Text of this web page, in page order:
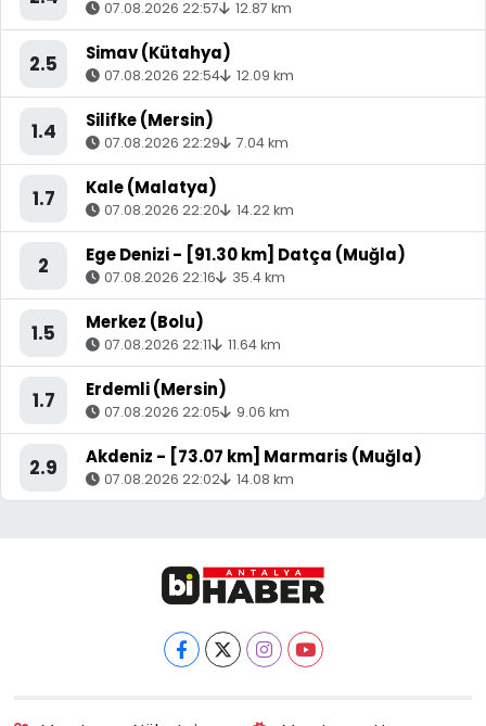
07.08.2026 22:57 12.87 km
2.5 Simav (Kütahya)
07.08.2026 22:54 12.09 km
1.4 Silifke (Mersin)
07.08.2026 22:29 7.04 km
1.7 Kale (Malatya)
07.08.2026 22:20 14.22 km
2 Ege Denizi - [91.30 km] Datça (Muğla)
07.08.2026 22:16 35.4 km
1.5 Merkez (Bolu)
07.08.2026 22:11 11.64 km
1.7 Erdemli (Mersin)
07.08.2026 22:05 9.06 km
2.9 Akdeniz - [73.07 km] Marmaris (Muğla)
07.08.2026 22:02 14.08 km